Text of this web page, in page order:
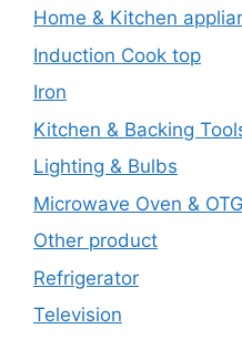
Home & Kitchen
Induction Cook top
Iron
Kitchen & Backing
Lighting & Bulbs
Microwave Oven & OTG
Other product
Refrigerator
Television